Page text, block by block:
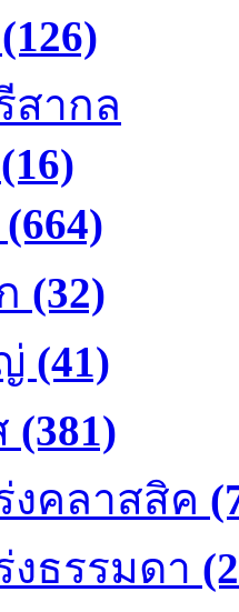
(126)
สากล
(16)
(664)
(32)
(41)
(381)
งคลาสสิค
งธรรมดา